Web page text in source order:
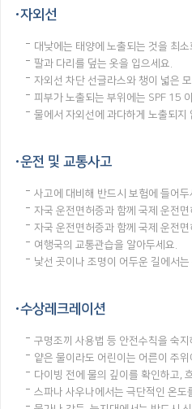
자외선
대낮에는 태양에 노출되는 것을 최소
팔과 다리를 덮는 옷을 입으세요.
자외선 차단 선글라스와 챙이 넓은
피부가 노출되는 부위에는 SPF 15
물에서 자외선에 과다하게 노출되지
운전 및 교통사고
사고에 대비해 반드시 보험에 들어두
자국 운전면허증과 함께 국제 운전면
자국 운전면허증과 함께 국제 운전면
여행국의 교통관습을 알아두세요.
낯선 곳이나 조명이 어두운 길에서는
수상레크레이션
구명조끼 사용법 등 안전수칙을 숙지
얕은 물이라도 어린이는 어른이 주위
다이빙 전에 물의 깊이를 확인하고,
스파나 사우나에서는 극단적인 온도